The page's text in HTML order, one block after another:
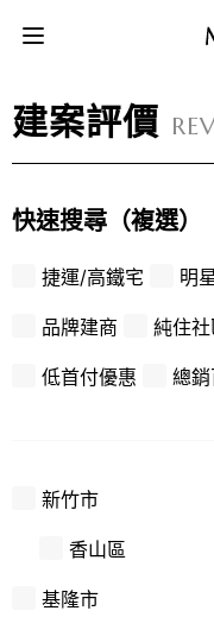
MYMY 幫你找
會員專屬
建案評價
快速搜尋（複選）
捷運/高鐵宅 明
品牌建商 純住社
低首付優惠 總
新竹市
香山區
基隆市